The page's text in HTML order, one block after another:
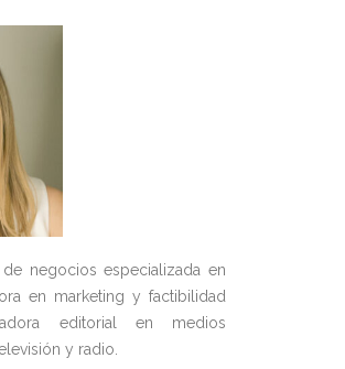
de negocios especializada en
en marketing y factibilidad
editorial en medios
y radio.